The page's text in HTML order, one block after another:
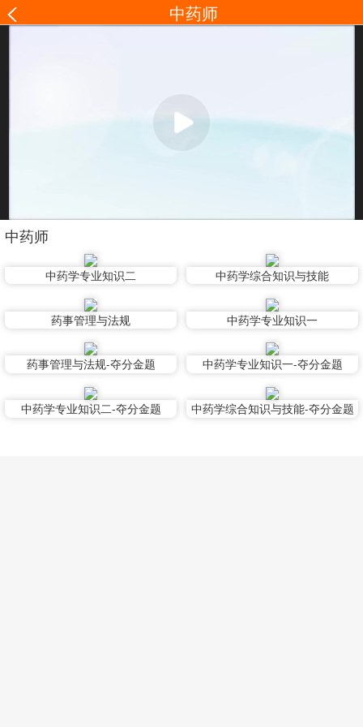
中药师
中药师
中药学专业知识二 中药学综合知识与技能
药事管理与法规 中药学专业知识一
药事管理与法规-夺分金题 中药学专业知识一-夺分金题
中药学专业知识二-夺分金题 中药学综合知识与技能-夺分金题